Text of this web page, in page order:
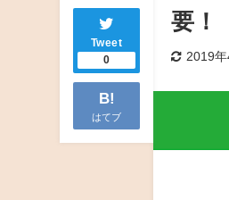
Tweet
0
B!
はてブ
要！
2019年